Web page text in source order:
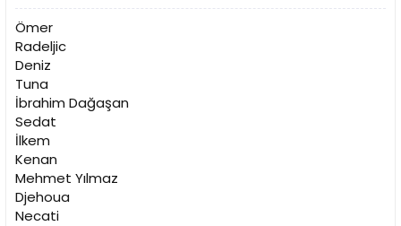
Ömer
Radeljic
Deniz
Tuna
İbrahim Dağaşan
Sedat
İlkem
Kenan
Mehmet Yılmaz
Djehoua
Necati